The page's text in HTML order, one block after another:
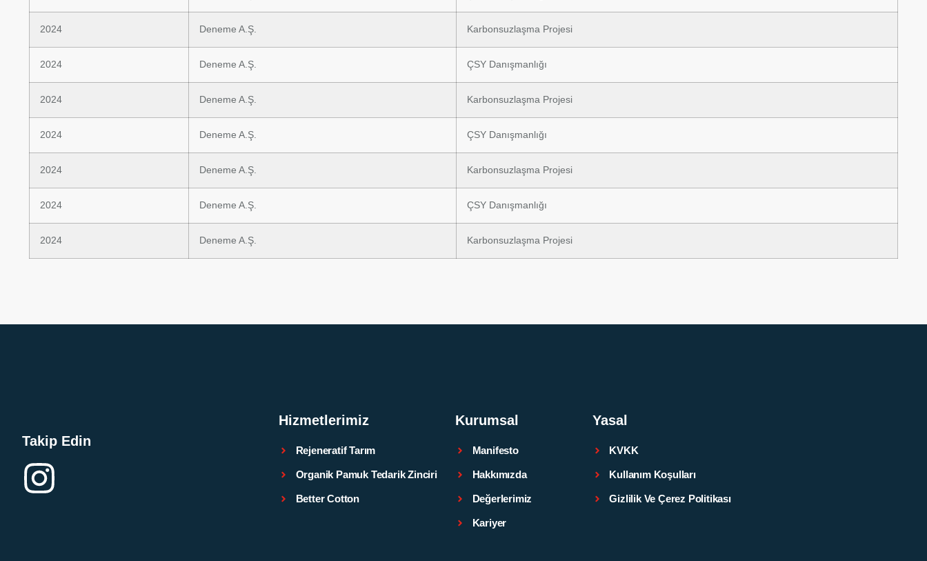
2024 Deneme A.Ş. Karbonsuzlaşma Projesi
2024 Deneme A.Ş. ÇSY Danışmanlığı
2024 Deneme A.Ş. Karbonsuzlaşma Projesi
2024 Deneme A.Ş. ÇSY Danışmanlığı
2024 Deneme A.Ş. Karbonsuzlaşma Projesi
2024 Deneme A.Ş. ÇSY Danışmanlığı
2024 Deneme A.Ş. Karbonsuzlaşma Projesi
Takip Edin
Hizmetlerimiz
Rejeneratif Tarım
Organik Pamuk Tedarik Zinciri
Better Cotton
Kurumsal
Manifesto
Hakkımızda
Değerlerimiz
Kariyer
Yasal
KVKK
Kullanım Koşulları
Gizlilik Ve Çerez Politikası